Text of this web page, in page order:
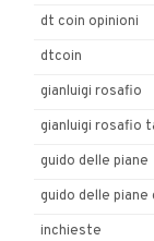
dt coin opinioni
dtcoin
gianluigi rosafio
gianluigi rosafio
guido delle piane
guido delle piane
inchieste